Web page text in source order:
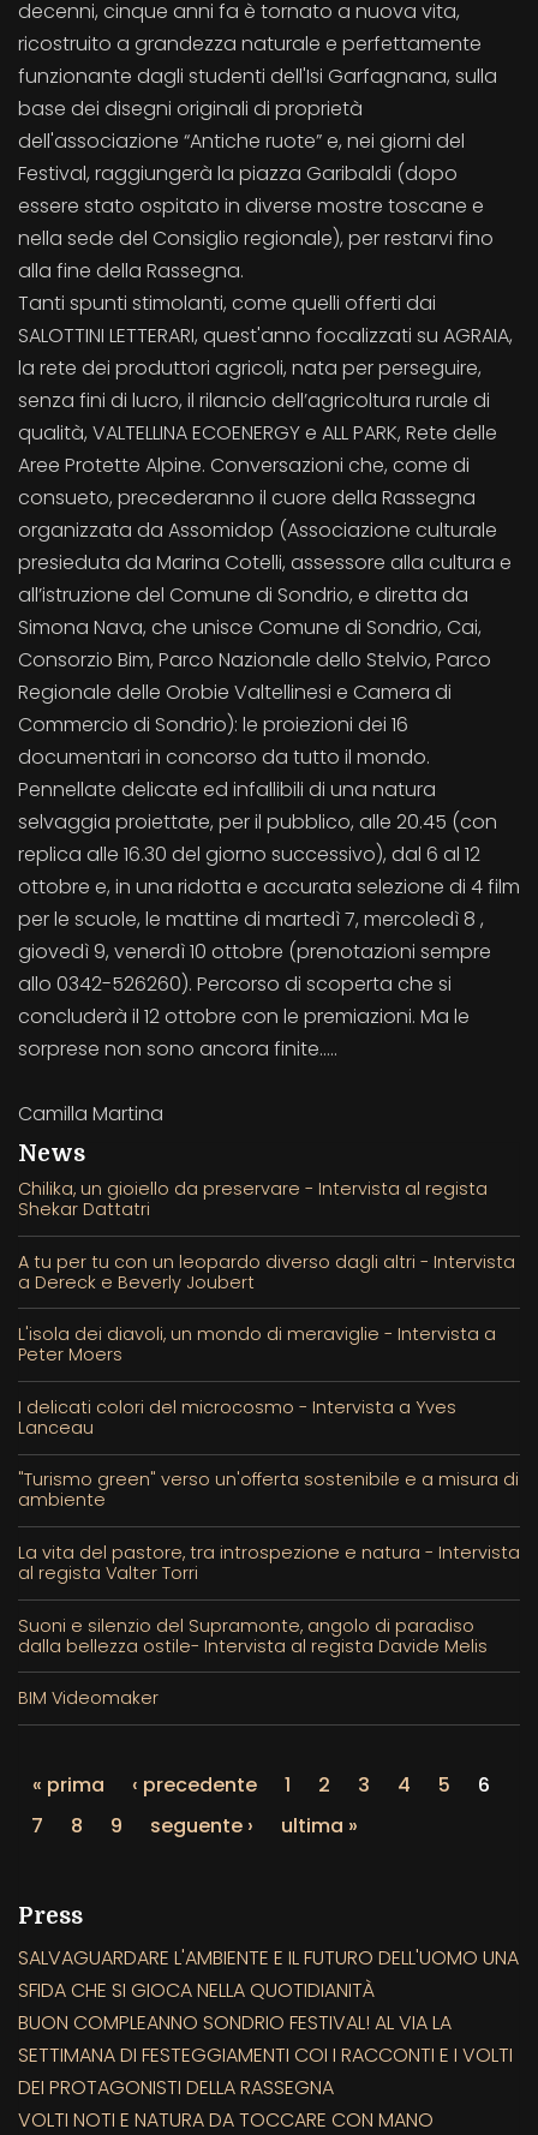
decenni, cinque anni fa è tornato a nuova vita,
ricostruito a grandezza naturale e perfettamente
funzionante dagli studenti dell'Isi Garfagnana, sulla
base dei disegni originali di proprietà
dell'associazione “Antiche ruote” e, nei giorni del
Festival, raggiungerà la piazza Garibaldi (dopo
essere stato ospitato in diverse mostre toscane e
nella sede del Consiglio regionale), per restarvi fino
alla fine della Rassegna.
Tanti spunti stimolanti, come quelli offerti dai
SALOTTINI LETTERARI, quest'anno focalizzati su AGRAIA,
la rete dei produttori agricoli, nata per perseguire,
senza fini di lucro, il rilancio dell’agricoltura rurale di
qualità, VALTELLINA ECOENERGY e ALL PARK, Rete delle
Aree Protette Alpine. Conversazioni che, come di
consueto, precederanno il cuore della Rassegna
organizzata da Assomidop (Associazione culturale
presieduta da Marina Cotelli, assessore alla cultura e
all’istruzione del Comune di Sondrio, e diretta da
Simona Nava, che unisce Comune di Sondrio, Cai,
Consorzio Bim, Parco Nazionale dello Stelvio, Parco
Regionale delle Orobie Valtellinesi e Camera di
Commercio di Sondrio): le proiezioni dei 16
documentari in concorso da tutto il mondo.
Pennellate delicate ed infallibili di una natura
selvaggia proiettate, per il pubblico, alle 20.45 (con
replica alle 16.30 del giorno successivo), dal 6 al 12
ottobre e, in una ridotta e accurata selezione di 4 film
per le scuole, le mattine di martedì 7, mercoledì 8 ,
giovedì 9, venerdì 10 ottobre (prenotazioni sempre
allo 0342-526260). Percorso di scoperta che si
concluderà il 12 ottobre con le premiazioni. Ma le
sorprese non sono ancora finite.....
Camilla Martina
News
Chilika, un gioiello da preservare - Intervista al regista
Shekar Dattatri
A tu per tu con un leopardo diverso dagli altri - Intervista
a Dereck e Beverly Joubert
L'isola dei diavoli, un mondo di meraviglie - Intervista a
Peter Moers
I delicati colori del microcosmo - Intervista a Yves
Lanceau
"Turismo green" verso un'offerta sostenibile e a misura di
ambiente
La vita del pastore, tra introspezione e natura - Intervista
al regista Valter Torri
Suoni e silenzio del Supramonte, angolo di paradiso
dalla bellezza ostile- Intervista al regista Davide Melis
BIM Videomaker
« prima ‹ precedente 1 2 3 4 5
6
7
8 9 seguente › ultima »
Press
SALVAGUARDARE L'AMBIENTE E IL FUTURO DELL'UOMO UNA
SFIDA CHE SI GIOCA NELLA QUOTIDIANITÀ
BUON COMPLEANNO SONDRIO FESTIVAL! AL VIA LA
SETTIMANA DI FESTEGGIAMENTI COI I RACCONTI E I VOLTI
DEI PROTAGONISTI DELLA RASSEGNA
VOLTI NOTI E NATURA DA TOCCARE CON MANO